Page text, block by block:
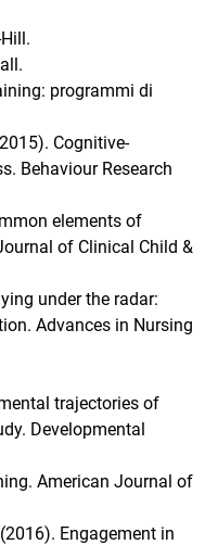
programmi di
Cognitive-
Behaviour Research
elements of
of Clinical Child &
under the radar:
Advances in Nursing
trajectories of
Developmental
American Journal of
Engagement in